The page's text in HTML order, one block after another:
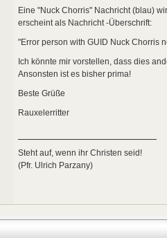
Eine "Nuck Chorris" Nachricht (blau)
erscheint als Nachricht -Überschrift:
"Error person with GUID Nuck Chorris
Ich könnte mir vorstellen, dass dies
Ansonsten ist es bisher prima!
Beste Grüße
Rauxelerritter
Steht auf, wenn ihr Christen seid!
(Pfr. Ulrich Parzany)